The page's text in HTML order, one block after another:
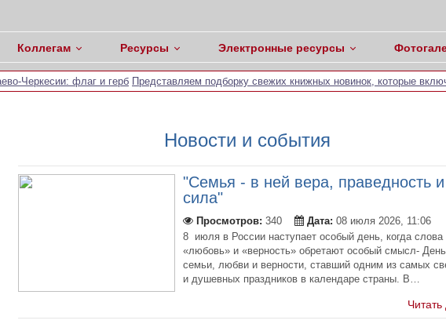
Коллегам Ресурсы Электронные ресурсы
Черкесии: флаг и герб Представляем подборку свежих книжных новинок, которые
Новости и события
"Семья - в ней вера, праведность и
сила"
Просмотров: 340 Дата: 08 июля 2026, 11:06
8 июля в России наступает особый день, когда слова
«любовь» и «верность» обретают особый смысл- День
семьи, любви и верности, ставший одним из самых
и душевных праздников в календаре страны. В…